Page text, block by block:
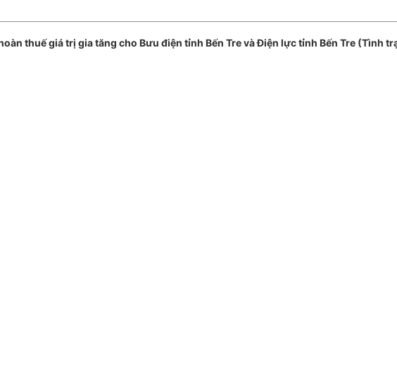
thuế giá trị gia tăng cho Bưu điện tỉnh Bến Tre và Điện lực tỉnh Bến Tre (Tình